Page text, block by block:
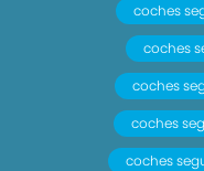
coches
coches
coches
coches
coches